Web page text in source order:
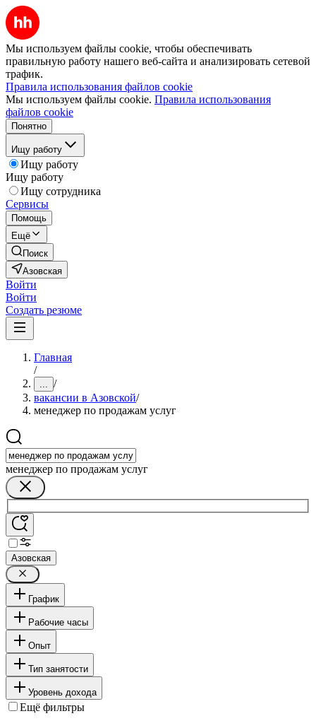
Мы используем файлы cookie, чтобы обеспечивать
правильную работу нашего веб-сайта и анализировать сетевой
трафик.
Правила использования файлов cookie
Мы используем файлы cookie. Правила использования
файлов cookie
Понятно
Ищу работу
Ищу работу
Ищу работу
Ищу сотрудника
Сервисы
Помощь
Ещё
Поиск
Азовская
Войти
Войти
Создать резюме
Главная
/
... /
вакансии в Азовской/
менеджер по продажам услуг
менеджер по продажам услуг
Азовская
График
Рабочие часы
Опыт
Тип занятости
Уровень дохода
Ещё фильтры